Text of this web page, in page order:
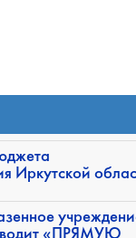
Иркутской